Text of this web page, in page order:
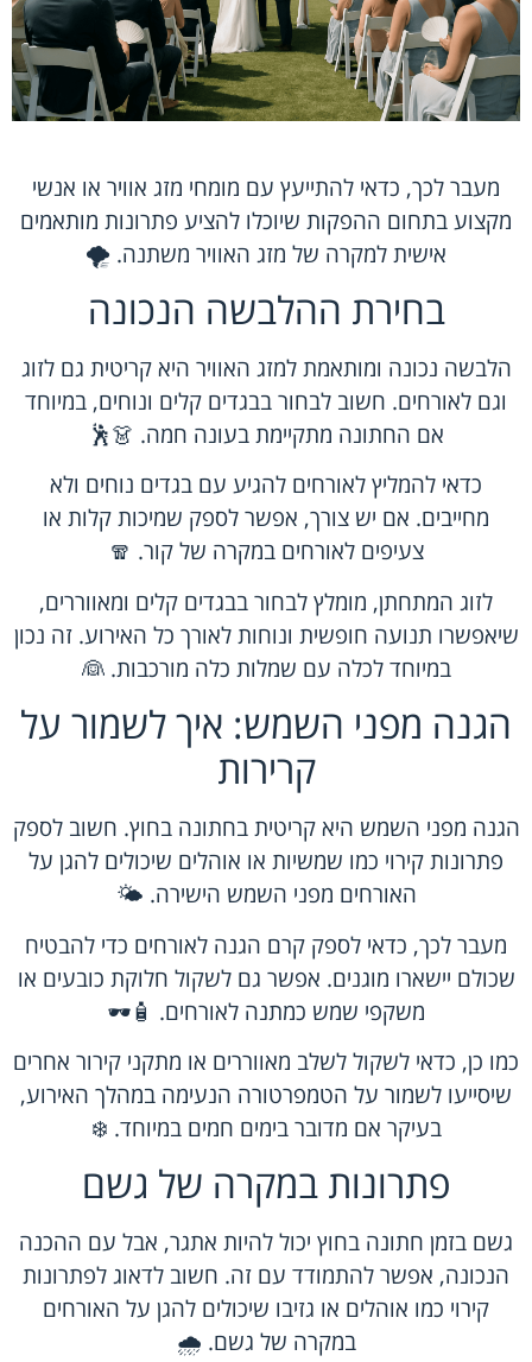
מעבר לכך, כדאי להתייעץ עם מומחי מזג אוויר או אנשי
מקצוע בתחום ההפקות שיוכלו להציע פתרונות מותאמים
אישית למקרה של מזג האוויר משתנה. 🌪️
בחירת ההלבשה הנכונה
הלבשה נכונה ומותאמת למזג האוויר היא קריטית גם לזוג
וגם לאורחים. חשוב לבחור בבגדים קלים ונוחים, במיוחד
אם החתונה מתקיימת בעונה חמה. 👗🕺
כדאי להמליץ לאורחים להגיע עם בגדים נוחים ולא
מחייבים. אם יש צורך, אפשר לספק שמיכות קלות או
צעיפים לאורחים במקרה של קור. 🧣
לזוג המתחתן, מומלץ לבחור בבגדים קלים ומאווררים,
שיאפשרו תנועה חופשית ונוחות לאורך כל האירוע. זה נכון
במיוחד לכלה עם שמלות כלה מורכבות. 👰
הגנה מפני השמש: איך לשמור על
קרירות
הגנה מפני השמש היא קריטית בחתונה בחוץ. חשוב לספק
פתרונות קירוי כמו שמשיות או אוהלים שיכולים להגן על
האורחים מפני השמש הישירה. 🌤️
מעבר לכך, כדאי לספק קרם הגנה לאורחים כדי להבטיח
שכולם יישארו מוגנים. אפשר גם לשקול חלוקת כובעים או
משקפי שמש כמתנה לאורחים. 🧴🕶️
כמו כן, כדאי לשקול לשלב מאווררים או מתקני קירור אחרים
שיסייעו לשמור על הטמפרטורה הנעימה במהלך האירוע,
בעיקר אם מדובר בימים חמים במיוחד. ❄️
פתרונות במקרה של גשם
גשם בזמן חתונה בחוץ יכול להיות אתגר, אבל עם ההכנה
הנכונה, אפשר להתמודד עם זה. חשוב לדאוג לפתרונות
קירוי כמו אוהלים או גזיבו שיכולים להגן על האורחים
במקרה של גשם. 🌧️